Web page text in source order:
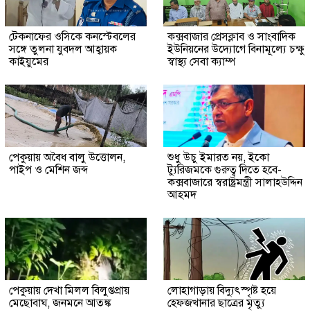
টেকনাফের ওসিকে কনস্টেবলের
সঙ্গে তুলনা যুবদল আহ্বায়ক
কাইয়ুমের
কক্সবাজার প্রেসক্লাব ও সাংবাদিক
ইউনিয়নের উদ্যোগে বিনামূল্যে চক্ষু
স্বাস্থ্য সেবা ক্যাম্প
পেকুয়ায় অবৈধ বালু উত্তোলন,
পাইপ ও মেশিন জব্দ
শুধু উচু ইমারত নয়, ইকো
ট্যুরিজমকে গুরুত্ব দিতে হবে-
কক্সবাজারে স্বরাষ্ট্রমন্ত্রী সালাহউদ্দিন
আহমদ
পেকুয়ায় দেখা মিলল বিলুপ্তপ্রায়
মেছোবাঘ, জনমনে আতঙ্ক
লোহাগাড়ায় বিদ্যুৎস্পৃষ্ট হয়ে
হেফজখানার ছাত্রের মৃত্যু